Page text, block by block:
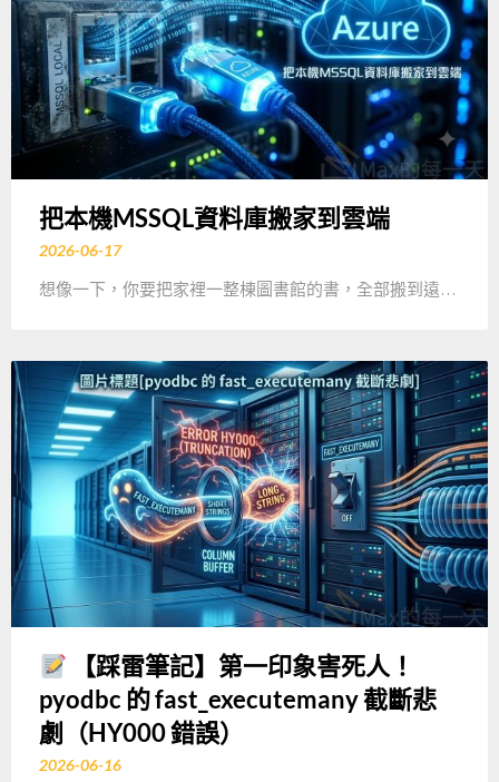
把本機MSSQL資料庫搬家到雲端
2026-06-17
想像一下，你要把家裡一整棟圖書館的書，全部搬到遠…
【踩雷筆記】第一印象害死人！
pyodbc 的 fast_executemany 截斷悲
劇（HY000 錯誤）
2026-06-16